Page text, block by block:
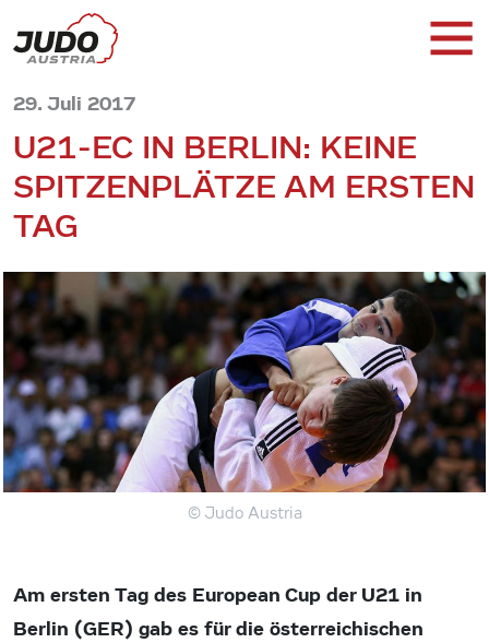
29. Juli 2017
U21-EC IN BERLIN: KEINE
SPITZENPLÄTZE AM ERSTEN
TAG
© Judo Austria
Am ersten Tag des European Cup der U21 in
Berlin (GER) gab es für die österreichischen